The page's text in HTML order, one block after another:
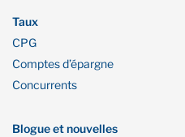
Taux
CPG
Comptes d’épargne
Concurrents
Blogue et nouvelles